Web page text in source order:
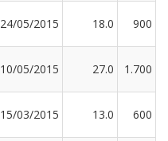
24/05/2015 18.0 900
10/05/2015 27.0 1.700
15/03/2015 13.0 600